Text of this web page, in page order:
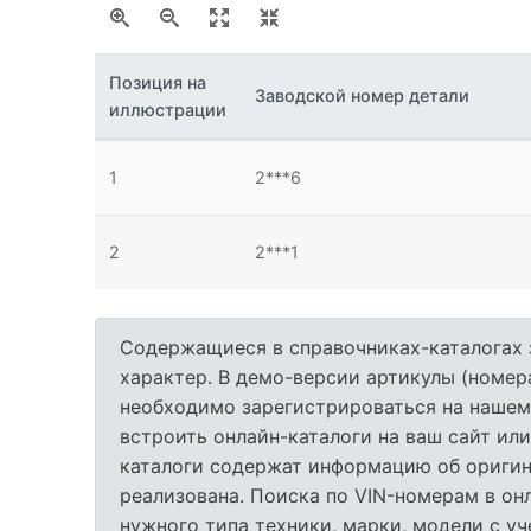
Позиция на
иллюстрации
Заводской номер детали
1 2***6
2 2***1
Содержащиеся в справочниках-
характер. В демо-версии артикулы
необходимо зарегистрироваться на
встроить онлайн-каталоги на ваш сайт
каталоги содержат информацию об
реализована. Поиска по VIN-номерам в
нужного типа техники, марки, модели с